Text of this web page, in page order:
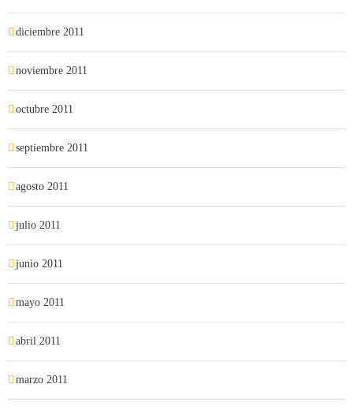
diciembre 2011
noviembre 2011
octubre 2011
septiembre 2011
agosto 2011
julio 2011
junio 2011
mayo 2011
abril 2011
marzo 2011